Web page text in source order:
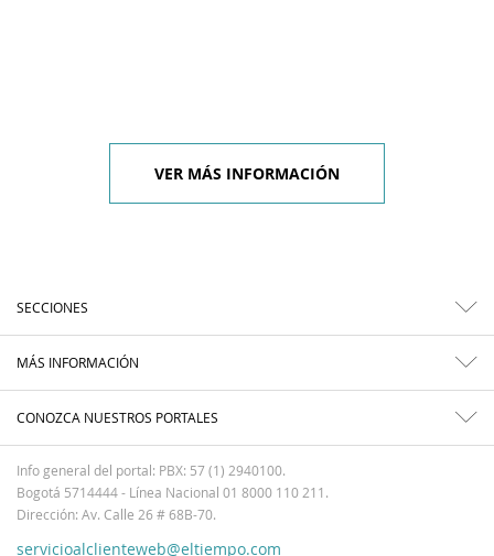
VER MÁS INFORMACIÓN
SECCIONES
MÁS INFORMACIÓN
CONOZCA NUESTROS PORTALES
Info general del portal: PBX: 57 (1) 2940100.
Bogotá 5714444 - Línea Nacional 01 8000 110 211.
Dirección: Av. Calle 26 # 68B-70.
servicioalclienteweb@eltiempo.com